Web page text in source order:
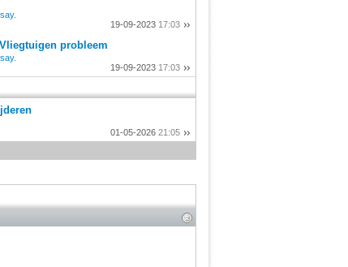
19-09-2023 17:03
probleem
19-09-2023 17:03
01-05-2026 21:05